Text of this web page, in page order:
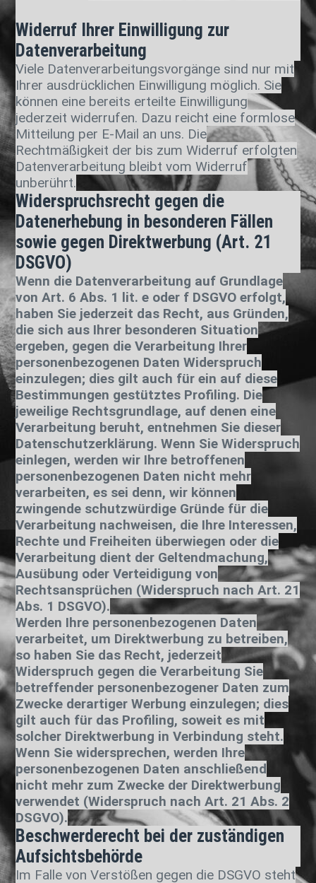
Widerruf Ihrer Einwilligung zur
Datenverarbeitung
Viele Datenverarbeitungsvorgänge sind nur mit
Ihrer ausdrücklichen Einwilligung möglich. Sie
können eine bereits erteilte Einwilligung
jederzeit widerrufen. Dazu reicht eine formlose
Mitteilung per E-Mail an uns. Die
Rechtmäßigkeit der bis zum Widerruf erfolgten
Datenverarbeitung bleibt vom Widerruf
unberührt.
Widerspruchsrecht gegen die
Datenerhebung in besonderen Fällen
sowie gegen Direktwerbung (Art. 21
DSGVO)
Wenn die Datenverarbeitung auf Grundlage
von Art. 6 Abs. 1 lit. e oder f DSGVO erfolgt,
haben Sie jederzeit das Recht, aus Gründen,
die sich aus Ihrer besonderen Situation
ergeben, gegen die Verarbeitung Ihrer
personenbezogenen Daten Widerspruch
einzulegen; dies gilt auch für ein auf diese
Bestimmungen gestütztes Profiling. Die
jeweilige Rechtsgrundlage, auf denen eine
Verarbeitung beruht, entnehmen Sie dieser
Datenschutzerklärung. Wenn Sie Widerspruch
einlegen, werden wir Ihre betroffenen
personenbezogenen Daten nicht mehr
verarbeiten, es sei denn, wir können
zwingende schutzwürdige Gründe für die
Verarbeitung nachweisen, die Ihre Interessen,
Rechte und Freiheiten überwiegen oder die
Verarbeitung dient der Geltendmachung,
Ausübung oder Verteidigung von
Rechtsansprüchen (Widerspruch nach Art. 21
Abs. 1 DSGVO).
Werden Ihre personenbezogenen Daten
verarbeitet, um Direktwerbung zu betreiben,
so haben Sie das Recht, jederzeit
Widerspruch gegen die Verarbeitung Sie
betreffender personenbezogener Daten zum
Zwecke derartiger Werbung einzulegen; dies
gilt auch für das Profiling, soweit es mit
solcher Direktwerbung in Verbindung steht.
Wenn Sie widersprechen, werden Ihre
personenbezogenen Daten anschließend
nicht mehr zum Zwecke der Direktwerbung
verwendet (Widerspruch nach Art. 21 Abs. 2
DSGVO).
Beschwerderecht bei der zuständigen
Aufsichtsbehörde
Im Falle von Verstößen gegen die DSGVO steht